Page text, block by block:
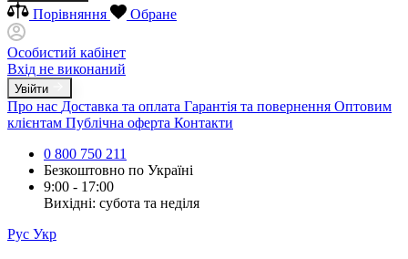
Порівняння Обране
Особистий кабінет
Вхід не виконаний
Увійти
Про нас Доставка та оплата Гарантія та повернення Оптовим
клієнтам Публічна оферта Контакти
0 800 750 211
Безкоштовно по Україні
9:00 - 17:00
Вихідні: субота та неділя
Рус Укр